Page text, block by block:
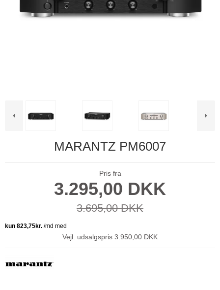
MARANTZ PM6007
Pris fra
3.295,00 DKK
3.695,00 DKK
Vejl. udsalgspris 3.950,00 DKK